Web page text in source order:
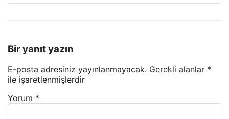
Bir yanıt yazın
E-posta adresiniz yayınlanmayacak. Gerekli alanlar *
ile işaretlenmişlerdir
Yorum *